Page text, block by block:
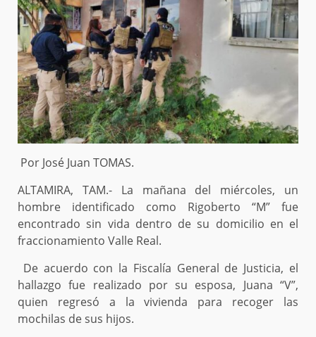
Por José Juan TOMAS.
ALTAMIRA, TAM.- La mañana del miércoles, un
hombre identificado como Rigoberto “M” fue
encontrado sin vida dentro de su domicilio en el
fraccionamiento Valle Real.
De acuerdo con la Fiscalía General de Justicia, el
hallazgo fue realizado por su esposa, Juana “V”,
quien regresó a la vivienda para recoger las
mochilas de sus hijos.